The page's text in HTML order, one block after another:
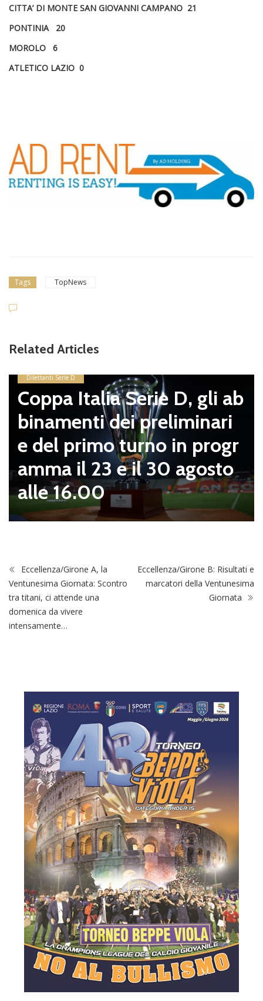
CITTA’ DI MONTE SAN GIOVANNI CAMPANO 21
PONTINIA 20
MOROLO 6
ATLETICO LAZIO 0
Tags TopNews
Related Articles
Dilettanti Serie D
Coppa Italia Serie D, gli ab
binamenti dei preliminari
e del primo turno in progr
amma il 23 e il 30 agosto
alle 16.00
Eccellenza/Girone A, la
Ventunesima Giornata: Scontro
tra titani, ci attende una
domenica da vivere
intensamente…
Eccellenza/Girone B: Risultati e
marcatori della Ventunesima
Giornata